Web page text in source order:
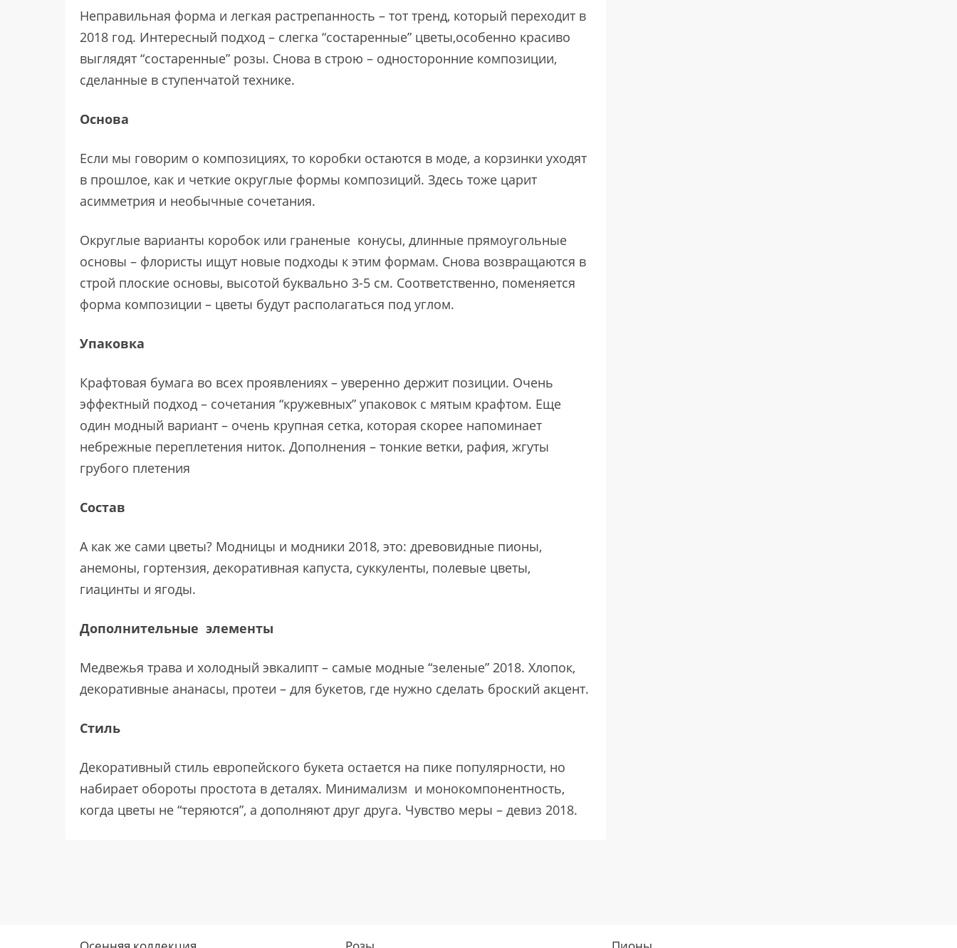
Неправильная форма и легкая растрепанность – тот тренд, который переходит в
2018 год. Интересный подход – слегка “состаренные” цветы,особенно красиво
выглядят “состаренные” розы. Снова в строю – односторонние композиции,
сделанные в ступенчатой технике.
Основа
Если мы говорим о композициях, то коробки остаются в моде, а корзинки уходят
в прошлое, как и четкие округлые формы композиций. Здесь тоже царит
асимметрия и необычные сочетания.
Округлые варианты коробок или граненые конусы, длинные прямоугольные
основы – флористы ищут новые подходы к этим формам. Снова возвращаются в
строй плоские основы, высотой буквально 3-5 см. Соответственно, поменяется
форма композиции – цветы будут располагаться под углом.
Упаковка
Крафтовая бумага во всех проявлениях – уверенно держит позиции. Очень
эффектный подход – сочетания “кружевных” упаковок с мятым крафтом. Еще
один модный вариант – очень крупная сетка, которая скорее напоминает
небрежные переплетения ниток. Дополнения – тонкие ветки, рафия, жгуты
грубого плетения
Состав
А как же сами цветы? Модницы и модники 2018, это: древовидные пионы,
анемоны, гортензия, декоративная капуста, суккуленты, полевые цветы,
гиацинты и ягоды.
Дополнительные элементы
Медвежья трава и холодный эвкалипт – самые модные “зеленые” 2018. Хлопок,
декоративные ананасы, протеи – для букетов, где нужно сделать броский акцент.
Стиль
Декоративный стиль европейского букета остается на пике популярности, но
набирает обороты простота в деталях. Минимализм и монокомпонентность,
когда цветы не “теряются”, а дополняют друг друга. Чувство меры – девиз 2018.